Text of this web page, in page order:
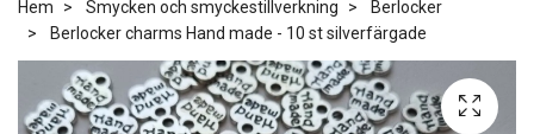
Hem Smycken och smyckestillverkning
Berlocker
Berlocker charms Hand made - 10 st silverfärgade